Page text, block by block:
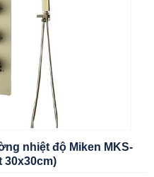
nhiệt độ Miken MKS-
30x30cm)